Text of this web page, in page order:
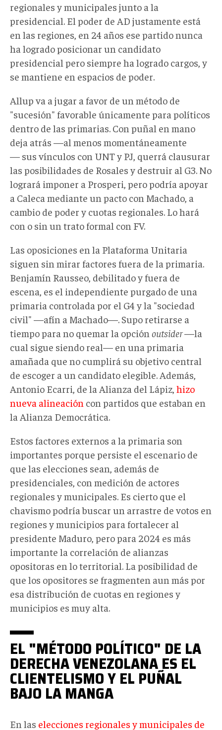
regionales y municipales junto a la
presidencial. El poder de AD justamente está
en las regiones, en 24 años ese partido nunca
ha logrado posicionar un candidato
presidencial pero siempre ha logrado cargos, y
se mantiene en espacios de poder.
Allup va a jugar a favor de un método de
"sucesión" favorable únicamente para políticos
dentro de las primarias. Con puñal en mano
deja atrás —al menos momentáneamente
— sus vínculos con UNT y PJ, querrá clausurar
las posibilidades de Rosales y destruir al G3. No
logrará imponer a Prosperi, pero podría apoyar
a Caleca mediante un pacto con Machado, a
cambio de poder y cuotas regionales. Lo hará
con o sin un trato formal con FV.
Las oposiciones en la Plataforma Unitaria
siguen sin mirar factores fuera de la primaria.
Benjamín Rausseo, debilitado y fuera de
escena, es el independiente purgado de una
primaria controlada por el G4 y la "sociedad
civil" —afín a Machado—. Supo retirarse a
tiempo para no quemar la opción outsider—la
cual sigue siendo real— en una primaria
amañada que no cumplirá su objetivo central
de escoger a un candidato elegible. Además,
Antonio Ecarri, de la Alianza del Lápiz, hizo
nueva alineación con partidos que estaban en
la Alianza Democrática.
Estos factores externos a la primaria son
importantes porque persiste el escenario de
que las elecciones sean, además de
presidenciales, con medición de actores
regionales y municipales. Es cierto que el
chavismo podría buscar un arrastre de votos en
regiones y municipios para fortalecer al
presidente Maduro, pero para 2024 es más
importante la correlación de alianzas
opositoras en lo territorial. La posibilidad de
que los opositores se fragmenten aun más por
esa distribución de cuotas en regiones y
municipios es muy alta.
EL "MÉTODO POLÍTICO" DE LA
DERECHA VENEZOLANA ES EL
CLIENTELISMO Y EL PUÑAL
BAJO LA MANGA
En las elecciones regionales y municipales de